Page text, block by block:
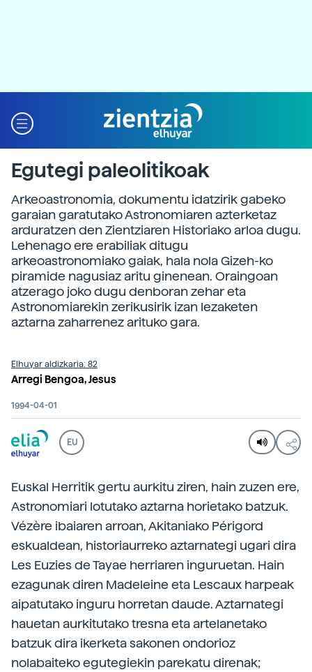
Egutegi paleolitikoak
Arkeoastronomia, dokumentu idatzirik gabeko
garaian garatutako Astronomiaren azterketaz
arduratzen den Zientziaren Historiako arloa dugu.
Lehenago ere erabiliak ditugu
arkeoastronomiako gaiak, hala nola Gizeh-ko
piramide nagusiaz aritu ginenean. Oraingoan
atzerago joko dugu denboran zehar eta
Astronomiarekin zerikusirik izan lezaketen
aztarna zaharrenez arituko gara.
Elhuyar aldizkaria: 82
Arregi Bengoa, Jesus
1994-04-01
EU
Euskal Herritik gertu aurkitu ziren, hain zuzen ere,
Astronomiari lotutako aztarna horietako batzuk.
Vézère ibaiaren arroan, Akitaniako Périgord
eskualdean, historiaurreko aztarnategi ugari dira
Les Euzies de Tayae herriaren inguruetan. Hain
ezagunak diren Madeleine eta Lescaux harpeak
aipatutako inguru horretan daude. Aztarnategi
hauetan aurkitutako tresna eta artelanetako
batzuk dira ikerketa sakonen ondorioz
nolabaiteko egutegiekin parekatu direnak;